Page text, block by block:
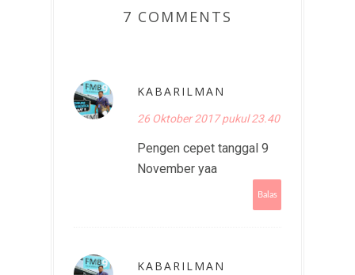
7 COMMENTS
KABARILMAN
26 Oktober 2017 pukul 23.40
Pengen cepet tanggal 9
November yaa
Balas
KABARILMAN